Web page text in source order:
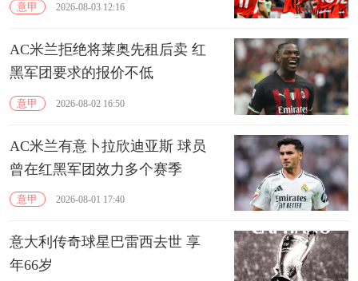
意甲 2026-08-03 12:16
AC米兰拒绝将莱奥先租后卖 红
黑军团要求的报价不低
意甲 2026-08-02 16:50
AC米兰有意卜拉欣迪亚斯 球员
曾在红黑军团效力多个赛季
意甲 2026-08-01 17:40
意大利传奇球星巴雷西去世 享
年66岁